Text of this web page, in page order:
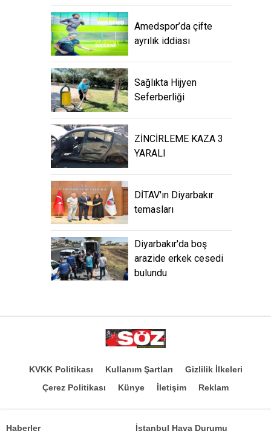
Amedspor’da çifte
ayrılık iddiası
Sağlıkta Hijyen
Seferberliği
ZİNCİRLEME KAZA 3
YARALI
DİTAV'ın Diyarbakır
temasları
Diyarbakır'da boş
arazide erkek cesedi
bulundu
KVKK Politikası Kullanım Şartları
Gizlilik İlkeleri
Çerez Politikası
Künye İletişim Reklam
Haberler İstanbul Hava Durumu